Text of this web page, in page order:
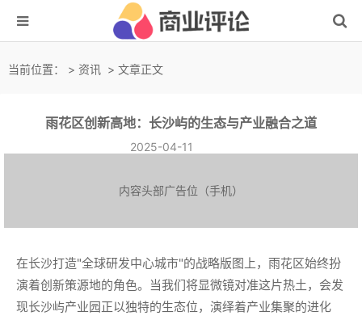
当前位置： > 资讯 > 文章正文
雨花区创新高地：长沙屿的生态与产业融合之道
2025-04-11
内容头部广告位（手机）
在长沙打造"全球研发中心城市"的战略版图上，雨花区始终扮
演着创新策源地的角色。当我们将显微镜对准这片热土，会发
现长沙屿产业园正以独特的生态位，演绎着产业集聚的进化